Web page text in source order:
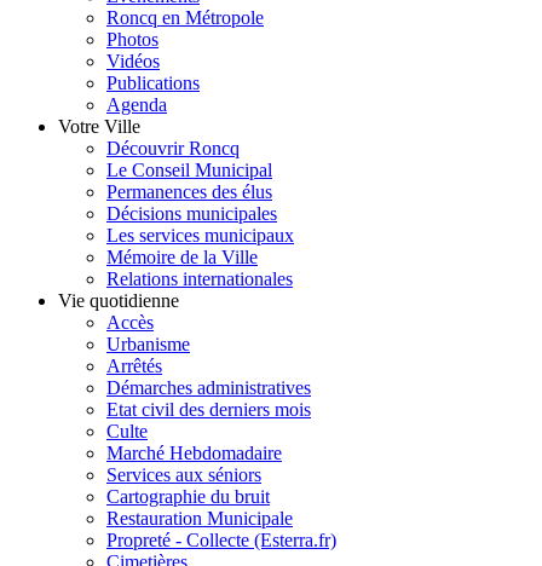
Roncq en Métropole
Photos
Vidéos
Publications
Agenda
Votre Ville
Découvrir Roncq
Le Conseil Municipal
Permanences des élus
Décisions municipales
Les services municipaux
Mémoire de la Ville
Relations internationales
Vie quotidienne
Accès
Urbanisme
Arrêtés
Démarches administratives
Etat civil des derniers mois
Culte
Marché Hebdomadaire
Services aux séniors
Cartographie du bruit
Restauration Municipale
Propreté - Collecte (Esterra.fr)
Cimetières